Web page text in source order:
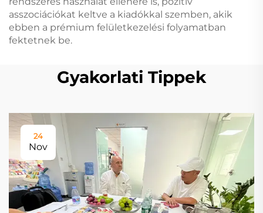
asszociációkat keltve a kiadókkal szemben, akik
ebben a prémium felületkezelési folyamatban
fektetnek be.
Gyakorlati Tippek
24
Nov